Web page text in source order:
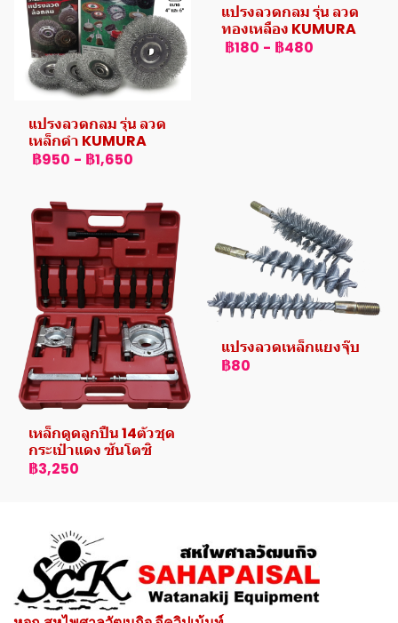
แปรงลวดกลม รุ่น ลวด
เหล็กดำ KUMURA
฿950 - ฿1,650
แปรงลวดกลม รุ่น ลวด
ทองเหลือง KUMURA
฿180 - ฿480
เหล็กดูดลูกปืน 14ตัวชุด
กระเป๋าแดง ซันโตซิ
฿3,250
แปรงลวดเหล็กแยงจุ๊บ
฿80